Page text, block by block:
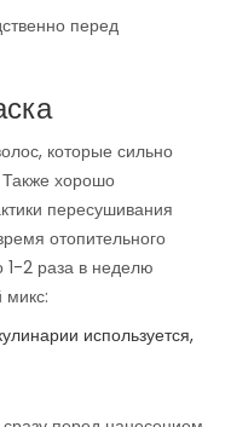
перед
которые сильно
Также хорошо
пересушивания
отопительного
1-2 раза в неделю
микс:
используется,